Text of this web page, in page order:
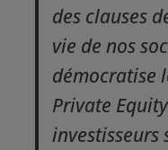
des clauses
vie de nos
démocratise
Private
investisseurs